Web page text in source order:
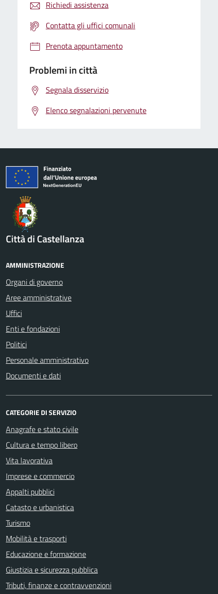
Richiedi assistenza
Contatta gli uffici comunali
Prenota appuntamento
Problemi in città
Segnala disservizio
Elenco segnalazioni pervenute
Città di Castellanza
AMMINISTRAZIONE
Organi di governo
Aree amministrative
Uffici
Enti e fondazioni
Politici
Personale amministrativo
Documenti e dati
CATEGORIE DI SERVIZIO
Anagrafe e stato civile
Cultura e tempo libero
Vita lavorativa
Imprese e commercio
Appalti pubblici
Catasto e urbanistica
Turismo
Mobilità e trasporti
Educazione e formazione
Giustizia e sicurezza pubblica
Tributi, finanze e contravvenzioni